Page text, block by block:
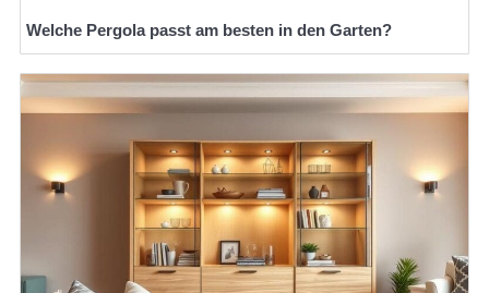
Welche Pergola passt am besten in den Garten?